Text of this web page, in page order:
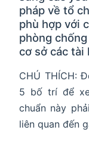
pháp về tổ
phù hợp với
phòng
cơ sở các tài
CHÚ THÍCH:
5 bố trí để
chuẩn này
liên quan đến